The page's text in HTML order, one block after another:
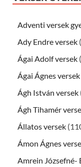
Adventi versek
Ady Endre versek
Ágai Adolf versek
Ágai Ágnes versek
Ágh István versek
Ágh Tihamér
Állatos versek
Ámon Ágnes
Amrein Józsefné-